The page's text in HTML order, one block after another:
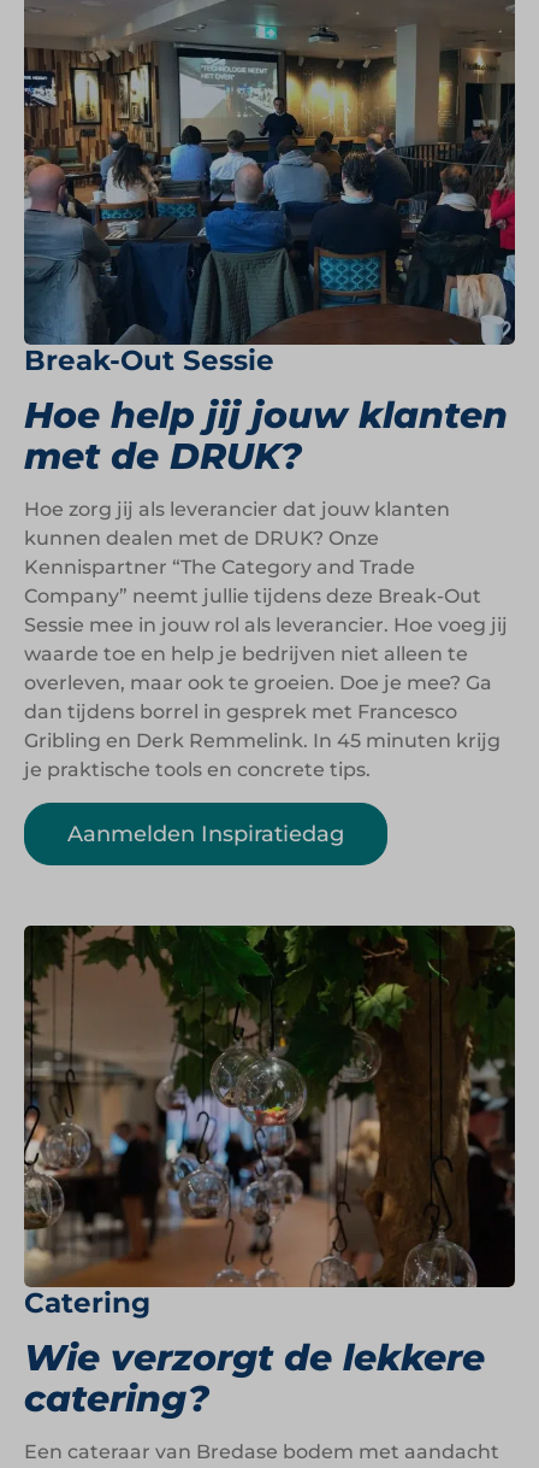
Break-Out Sessie
Hoe help jij jouw klanten
met de DRUK?
Hoe zorg jij als leverancier dat jouw klanten
kunnen dealen met de DRUK? Onze
Kennispartner “The Category and Trade
Company” neemt jullie tijdens deze Break-Out
Sessie mee in jouw rol als leverancier. Hoe voeg jij
waarde toe en help je bedrijven niet alleen te
overleven, maar ook te groeien. Doe je mee? Ga
dan tijdens borrel in gesprek met Francesco
Gribling en Derk Remmelink. In 45 minuten krijg
je praktische tools en concrete tips.
Aanmelden Inspiratiedag
Catering
Wie verzorgt de lekkere
catering?
Een cateraar van Bredase bodem met aandacht